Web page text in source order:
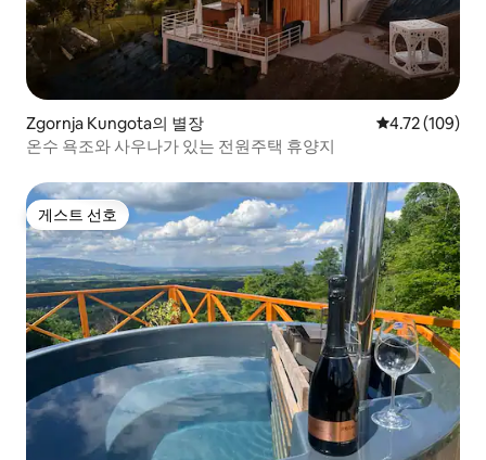
Zgornja Kungota의 별장 평점 4.72점(5
4.72 (109)
온수 욕조와 사우나가 있는 전원주택 휴양지
게스트 선호
게스트 선호